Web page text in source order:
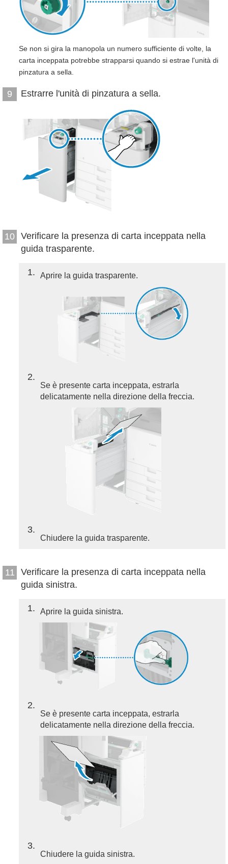
Se non si gira la manopola un numero sufficiente di volte, la
carta inceppata potrebbe strapparsi quando si estrae l'unità di
pinzatura a sella.
9 Estrarre l'unità di pinzatura a sella.
10 Verificare la presenza di carta inceppata nella
guida trasparente.
1 Aprire la guida trasparente.
2
Se è presente carta inceppata, estrarla
delicatamente nella direzione della freccia.
3
Chiudere la guida trasparente.
11
Verificare la presenza di carta inceppata nella
guida sinistra.
1 Aprire la guida sinistra.
2
Se è presente carta inceppata, estrarla
delicatamente nella direzione della freccia.
3
Chiudere la guida sinistra.